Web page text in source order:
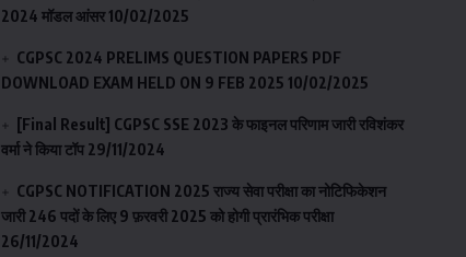
2024 मॉडल आंसर 10/02/2025
CGPSC 2024 PRELIMS QUESTION PAPERS PDF
DOWNLOAD EXAM HELD ON 9 FEB 2025 10/02/2025
[Final Result] CGPSC SSE 2023 के फाइनल परिणाम जारी रविशंकर
वर्मा ने किया टॉप 29/11/2024
CGPSC NOTIFICATION 2025 राज्य सेवा परीक्षा का नोटिफिकेशन
जारी 246 पदों के लिए 9 फ़रवरी 2025 को होगी प्रारंभिक परीक्षा
26/11/2024